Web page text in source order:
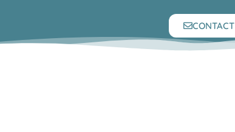
CONTACT